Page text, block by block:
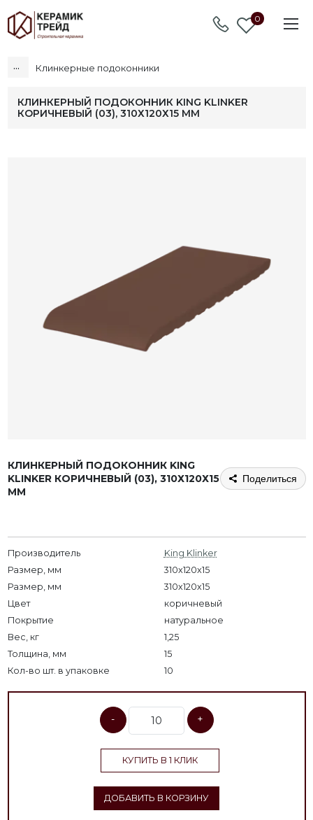
0
... Клинкерные подоконники
КЛИНКЕРНЫЙ ПОДОКОННИК KING KLINKER
КОРИЧНЕВЫЙ (03), 310Х120Х15 ММ
КЛИНКЕРНЫЙ ПОДОКОННИК KING
KLINKER КОРИЧНЕВЫЙ (03), 310Х120Х15
ММ
Поделиться
Производитель
King Klinker
Размер, мм
310x120x15
Размер, мм
310х120х15
Цвет
коричневый
Покрытие
натуральное
Вес, кг
1,25
Толщина, мм
15
Кол-во шт. в упаковке
10
- +
КУПИТЬ В 1 КЛИК
ДОБАВИТЬ В КОРЗИНУ